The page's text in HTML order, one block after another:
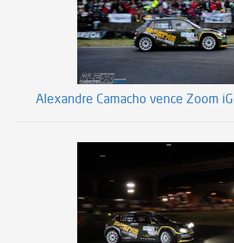
Alexandre Camacho vence Zoom